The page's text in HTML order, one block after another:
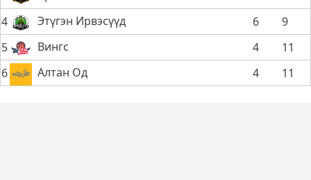
4
Этүгэн Ирвэсүүд 6
9
5
Вингс 4
11
6
Алтан Од 4 11